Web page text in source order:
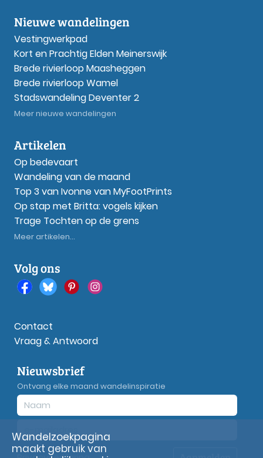
Nieuwe wandelingen
Vestingwerkpad
Kort en Prachtig Elden Meinerswijk
Brede rivierloop Maasheggen
Brede rivierloop Wamel
Stadswandeling Deventer 2
Meer nieuwe wandelingen
Artikelen
Op bedevaart
Wandeling van de maand
Top 3 van Ivonne van MyFootPrints
Op stap met Britta: vogels kijken
Trage Tochten op de grens
Meer artikelen...
Volg ons
Contact
Vraag & Antwoord
Nieuwsbrief
Ontvang elke maand wandelinspiratie
Wandelzoekpagina
maakt gebruik van